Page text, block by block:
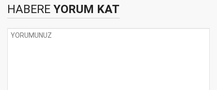
HABERE YORUM KAT